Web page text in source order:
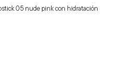
05 nude pink con hidratación